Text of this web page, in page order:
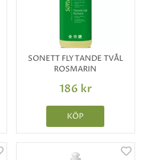
SONETT FLYTANDE TVÅL
ROSMARIN
186 kr
KÖP